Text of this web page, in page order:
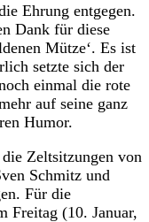
Ehrung entgegen.
Dank für diese
Mütze‘. Es ist
setzte sich der
einmal die rote
auf seine ganz
Humor.
Zeltsitzungen von
Schmitz und
Für die
Freitag (10. Januar,